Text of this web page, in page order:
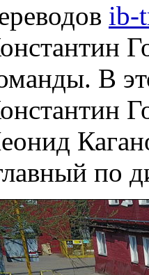
ib-
В
по